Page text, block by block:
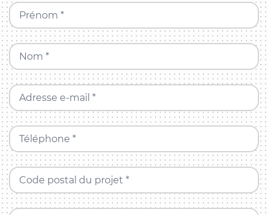
Prénom *
Nom *
Adresse e-mail *
Téléphone *
Code postal du projet *